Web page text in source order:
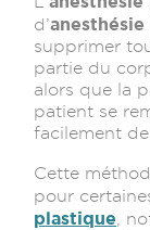
d’anesthésie
supprimer
partie du
alors que la
patient se
facilement
Cette
pour
plastique ,